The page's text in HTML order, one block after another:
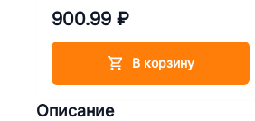
Описание
Mini Lamb с ягненком 800 г
900.99 ₽
В корзину